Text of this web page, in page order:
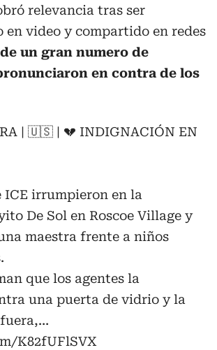
relevancia tras ser
en video y compartido en redes
un gran numero de
en contra de los
| 🇺🇸 | 💔 INDIGNACIÓN EN
ICE irrumpieron en la
De Sol en Roscoe Village y
maestra frente a niños
que los agentes la
una puerta de vidrio y la
K82fUFlSVX